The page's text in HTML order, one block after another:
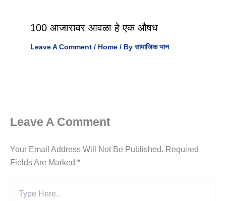
100 आजारावर आवळा हे एक औषध
Leave A Comment / Home / Byसामाजिक भान
Leave A Comment
Your Email Address Will Not Be Published. Required
Fields Are Marked *
Here..